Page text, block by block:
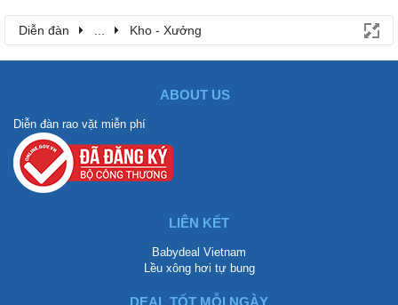
Diễn đàn ... Kho - Xưởng
ABOUT US
Diễn đàn rao vặt miễn phí
LIÊN KẾT
Babydeal Vietnam
Lều xông hơi tự bung